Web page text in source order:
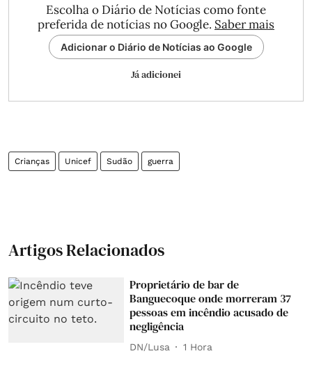
Escolha o Diário de Notícias como fonte
preferida de notícias no Google. Saber mais
Adicionar o Diário de Notícias ao Google
Já adicionei
Crianças Unicef Sudão guerra
Artigos Relacionados
Proprietário de bar de
Banguecoque onde morreram 37
pessoas em incêndio acusado de
negligência
DN/Lusa 1 Hora